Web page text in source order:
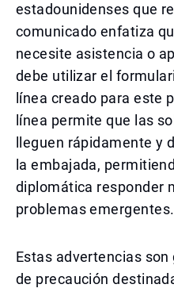
estadounidenses que
comunicado enfatiza
necesite asistencia o
debe utilizar el
línea creado para este
línea permite que las
lleguen rápidamente y
la embajada,
diplomática responder
problemas emergentes.
Estas advertencias
de precaución